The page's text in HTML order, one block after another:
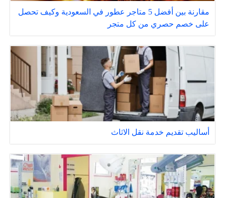
مقارنة بين أفضل 5 متاجر عطور في السعودية وكيف تحصل
على خصم حصري من كل متجر
أساليب تقديم خدمة نقل الاثاث